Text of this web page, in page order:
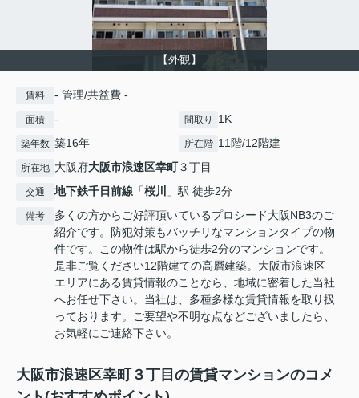
【外観】
賃料 - 管理/共益費 -
面積 - 間取り 1K
築年数 築16年 所在階 11階/12階建
所在地 大阪府大阪市浪速区幸町３丁目
交通 地下鉄千日前線 「桜川 」駅 徒歩2分
備考
多くの方からご好評頂いているプロシード大阪NB3のご
紹介です。防犯対策もバッチリなマンションタイプの物
件です。この物件は駅から徒歩2分のマンションです。
是非ご覧ください12階建ての高層建築。大阪市浪速区
エリアにある賃貸情報のことなら、地域に密着した当社
へお任せ下さい。当社は、多種多様な賃貸情報を取り扱
っております。ご要望や不明な点などございましたら、
お気軽にご連絡下さい。
大阪市浪速区幸町３丁目の賃貸マンションのコメ